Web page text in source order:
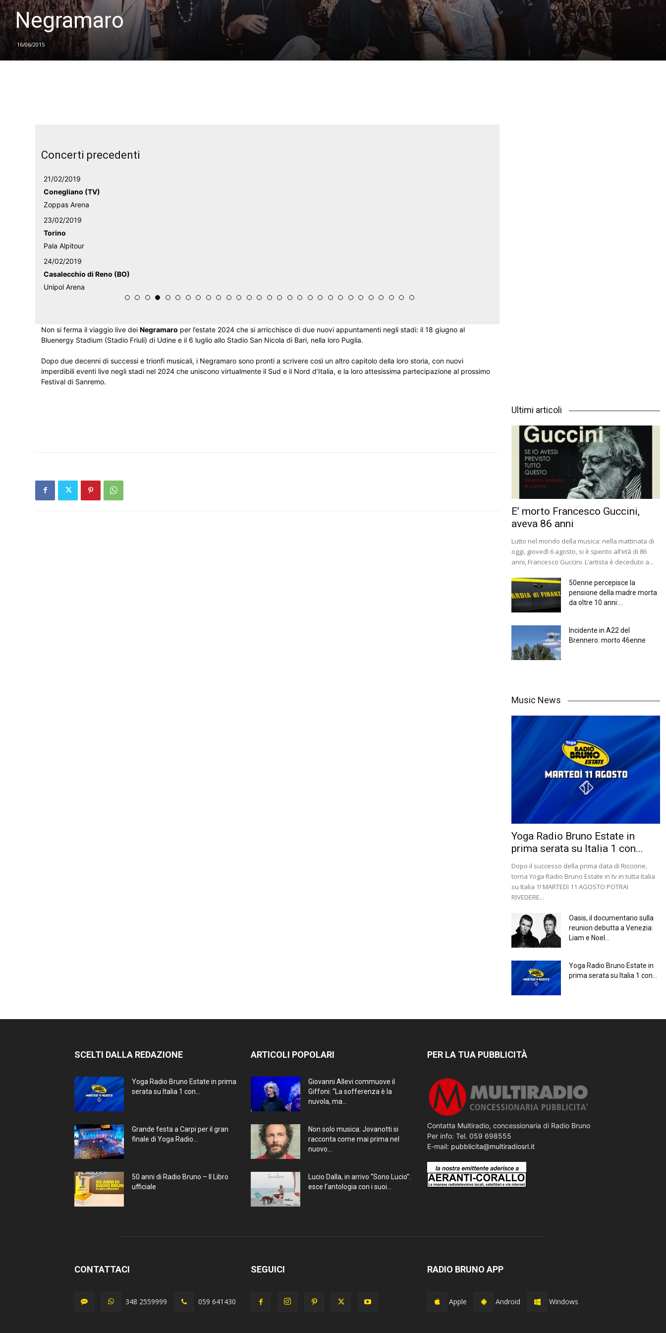
Negramaro
16/06/2015
Concerti precedenti
21/02/2019
Conegliano (TV)
Zoppas Arena
23/02/2019
Torino
Pala Alpitour
24/02/2019
Casalecchio di Reno (BO)
Unipol Arena
Non si ferma il viaggio live dei Negramaro per l’estate 2024 che si arricchisce di due nuovi appuntamenti negli stadi: il 18 giugno al
Bluenergy Stadium (Stadio Friuli) di Udine e il 6 luglio allo Stadio San Nicola di Bari, nella loro Puglia.
Dopo due decenni di successi e trionfi musicali, i Negramaro sono pronti a scrivere così un altro capitolo della loro storia, con nuovi
imperdibili eventi live negli stadi nel 2024 che uniscono virtualmente il Sud e il Nord d’Italia, e la loro attesissima partecipazione al prossimo
Festival di Sanremo.
Ultimi articoli
E’ morto Francesco Guccini,
aveva 86 anni
Lutto nel mondo della musica: nella mattinata di
oggi, giovedì 6 agosto, si è spento all’età di 86
anni, Francesco Guccini. L’artista è deceduto a...
50enne percepisce la
pensione della madre morta
da oltre 10 anni:...
Incidente in A22 del
Brennero: morto 46enne
Music News
Yoga Radio Bruno Estate in
prima serata su Italia 1 con...
Dopo il successo della prima data di Riccione,
torna Yoga Radio Bruno Estate in tv in tutta Italia
su Italia 1! MARTEDì 11 AGOSTO POTRAI
RIVEDERE...
Oasis, il documentario sulla
reunion debutta a Venezia:
Liam e Noel...
Yoga Radio Bruno Estate in
prima serata su Italia 1 con...
SCELTI DALLA REDAZIONE
Yoga Radio Bruno Estate in prima
serata su Italia 1 con...
Grande festa a Carpi per il gran
finale di Yoga Radio...
50 anni di Radio Bruno – Il Libro
ufficiale
ARTICOLI POPOLARI
Giovanni Allevi commuove il
Giffoni: “La sofferenza è la
nuvola, ma...
Non solo musica: Jovanotti si
racconta come mai prima nel
nuovo...
Lucio Dalla, in arrivo “Sono Lucio”:
esce l’antologia con i suoi...
PER LA TUA PUBBLICITÀ
Contatta Multiradio, concessionaria di Radio Bruno
Per info: Tel. 059 698555
E-mail: pubblicita@multiradiosrl.it
CONTATTACI
348 2559999 059 641430
SEGUICI RADIO BRUNO APP
Apple Android Windows